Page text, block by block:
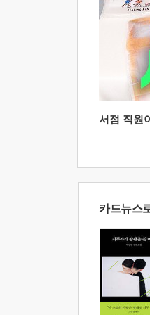
서점 직원
카드뉴스